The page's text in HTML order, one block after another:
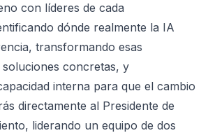
con líderes de cada
dónde realmente la IA
transformando esas
concretas, y
interna para que el cambio
directamente al Presidente de
liderando un equipo de dos